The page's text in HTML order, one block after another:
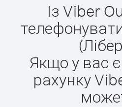
Із Viber
Якщо у вас
рахунку